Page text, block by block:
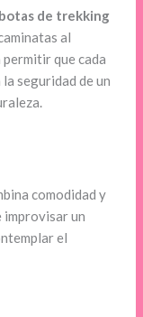
botas de trekking
al
que cada
seguridad de un
comodidad y
un
el